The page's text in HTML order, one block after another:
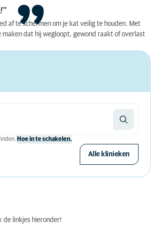
af te schermen om je kat veilig te houden. Met
maken dat hij wegloopt, gewond raakt of overlast
Hoe in te schakelen.
Alle klinieken
de linkjes hieronder!